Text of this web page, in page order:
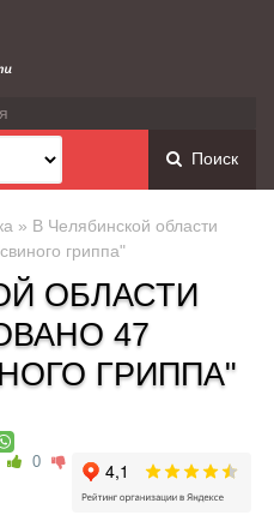
Поиск
» В Челябинской области
гриппа"
ОБЛАСТИ
47
ГРИППА"
0